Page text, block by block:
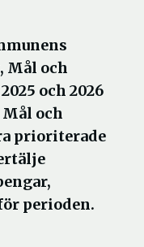
Mål och
och 2026
och
prioriterade
perioden.